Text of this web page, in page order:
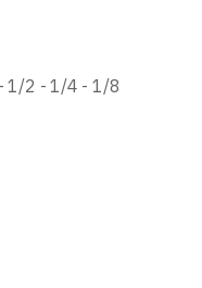
1/2 - 1/4 - 1/8